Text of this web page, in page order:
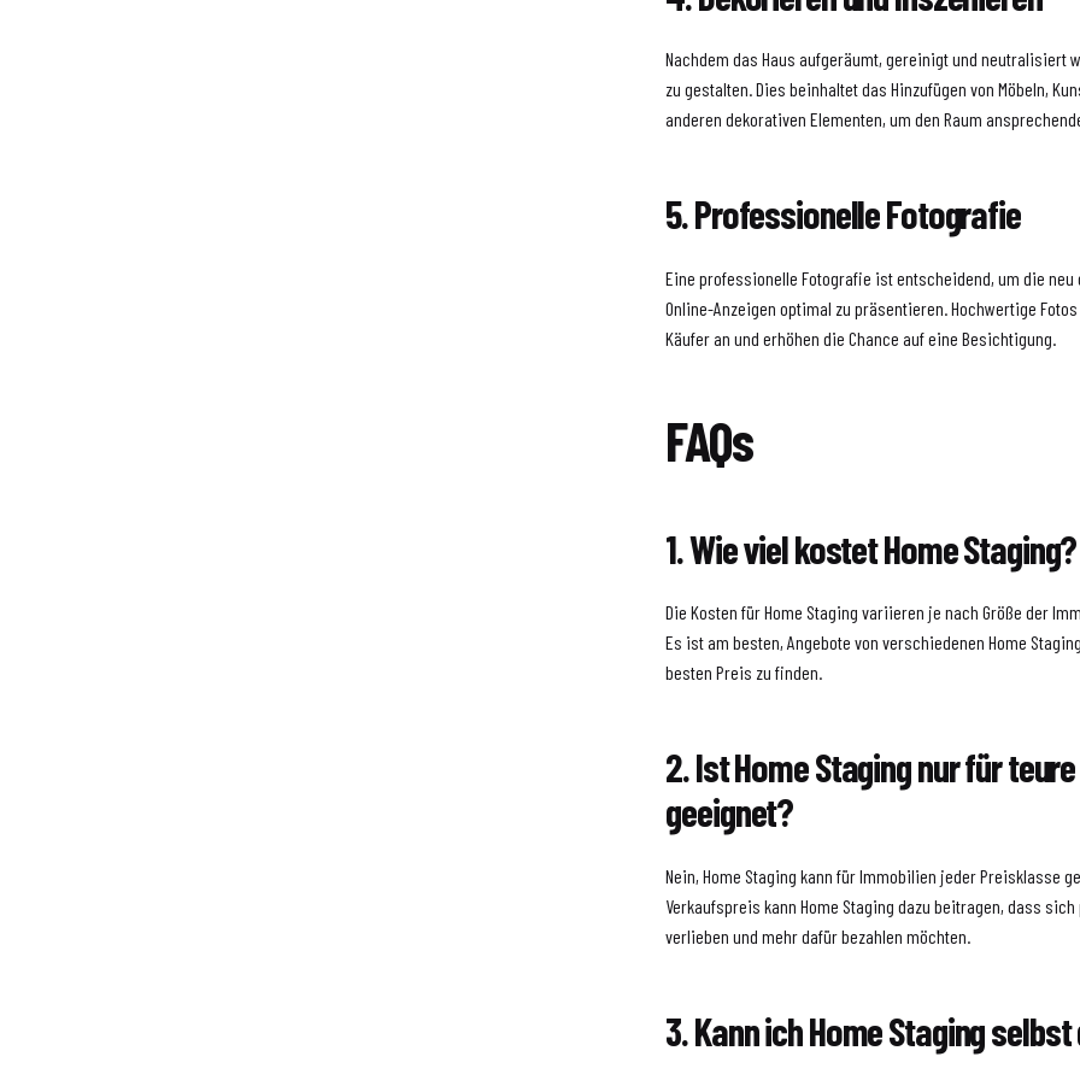
Nachdem das Haus aufgeräumt, gereinigt und neutralisiert
zu gestalten. Dies beinhaltet das Hinzufügen von Möbeln,
anderen dekorativen Elementen, um den Raum
5. Professionelle Fotografie
Eine professionelle Fotografie ist entscheidend, um die neu
Online-Anzeigen optimal zu präsentieren. Hochwertige Fotos
Käufer an und erhöhen die Chance auf eine Besichtigung.
FAQs
1. Wie viel kostet Home Staging?
Die Kosten für Home Staging variieren je nach Größe der
Es ist am besten, Angebote von verschiedenen Home
besten Preis zu finden.
2. Ist Home Staging nur für teure
geeignet?
Nein, Home Staging kann für Immobilien jeder Preisklasse
Verkaufspreis kann Home Staging dazu beitragen, dass sich
verlieben und mehr dafür bezahlen möchten.
3. Kann ich Home Staging selbst